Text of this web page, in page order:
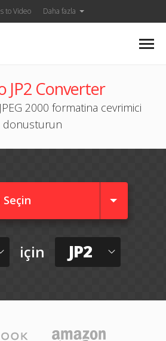
to Video Daha fazla
JP2 Converter
2000 formatina cevrimici
donusturun
Seçin
için JP2